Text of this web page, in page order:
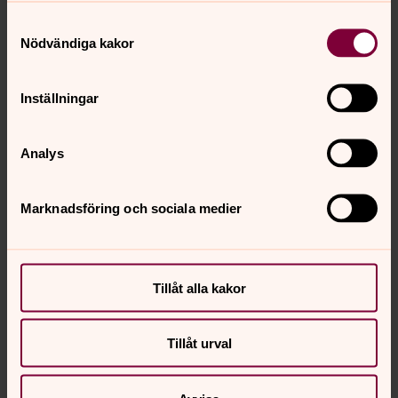
Nödvändiga kakor
Inställningar
Analys
Marknadsföring och sociala medier
Tillåt alla kakor
Tillåt urval
Susanne Karlsson
Diakoni, Härnösands stift
susanne.karlsson4@svenskakyrkan.se